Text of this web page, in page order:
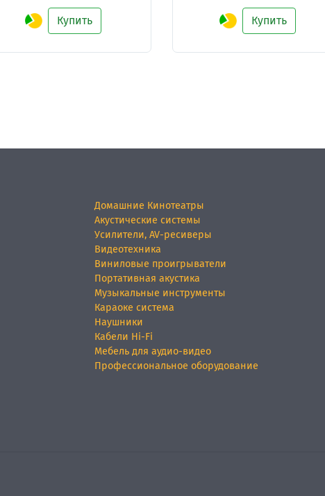
Купить Купить
Домашние Кинотеатры
Акустические системы
Усилители, AV-ресиверы
Видеотехника
Виниловые проигрыватели
Портативная акустика
Музыкальные инструменты
Караоке система
Наушники
Кабели Hi-Fi
Мебель для аудио-видео
Профессиональное оборудование